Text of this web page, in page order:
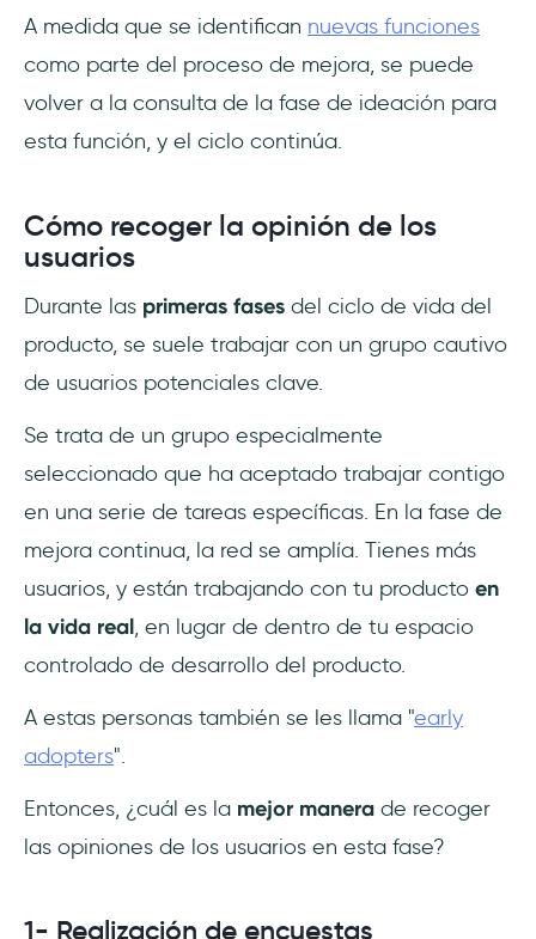
A medida que se identifican nuevas funciones
como parte del proceso de mejora, se puede
volver a la consulta de la fase de ideación para
esta función, y el ciclo continúa.
Cómo recoger la opinión de los
usuarios
Durante las primeras fases del ciclo de vida del
producto, se suele trabajar con un grupo cautivo
de usuarios potenciales clave.
Se trata de un grupo especialmente
seleccionado que ha aceptado trabajar contigo
en una serie de tareas específicas. En la fase de
mejora continua, la red se amplía. Tienes más
usuarios, y están trabajando con tu producto en
la vida real, en lugar de dentro de tu espacio
controlado de desarrollo del producto.
A estas personas también se les llama "early
adopters".
Entonces, ¿cuál es la mejor manera de recoger
las opiniones de los usuarios en esta fase?
1- Realización de encuestas